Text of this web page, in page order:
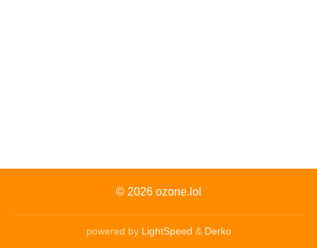
© 2026 ozone.lol
powered by LightSpeed & Derko